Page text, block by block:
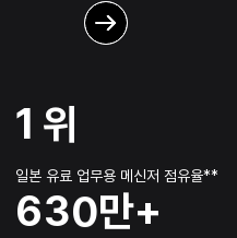
1 위
일본 유료 업무용 메신저 점유율**
4
5
6
1
2
3
6
8
9
0만+